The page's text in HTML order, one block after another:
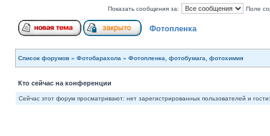
Показать сообщения за: Поле
Фотопленка
Список форумов » Фотобарахола » Фотопленка, фотобумага, фотохимия
Кто сейчас на конференции
Сейчас этот форум просматривают: нет зарегистрированных пользователей и